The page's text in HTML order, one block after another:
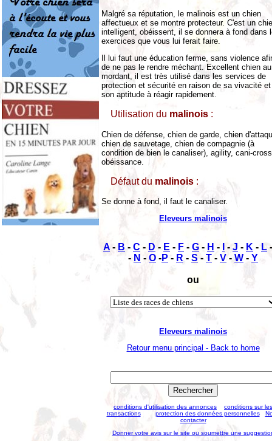
Malgré sa réputation, le malinois est un chien
affectueux et se montre protecteur. C'est un
intelligent, obéissent, il se donnera à fond dans
exercices que vous lui ferait faire.
Il lui faut une éducation ferme, sans violence
de ne pas le rendre méchant. Excellent chien au
mordant, il est très utilisé dans les services de
protection et sécurité en raison de sa vivacité et
son aptitude à réagir rapidement.
Utilisation du malinois :
Chien de défense, chien de garde, chien
chien de sauvetage, chien de compagnie (à
condition de bien le canaliser), agility, cani-
obéissance.
Défaut du malinois :
Se donne à fond, il faut le canaliser.
Eleveurs malinois
A - B - C - D - E - F - G - H - - J - K - L
- N - O -P - R - S - T - V - W - Y
ou
Eleveurs malinois
Retour menu principal - Back to home
conditions d'utilisation des annonces
conditions sur les
transactions
protection des données personnelles
contacter
Donner votre avis sur le site ou soumettre une